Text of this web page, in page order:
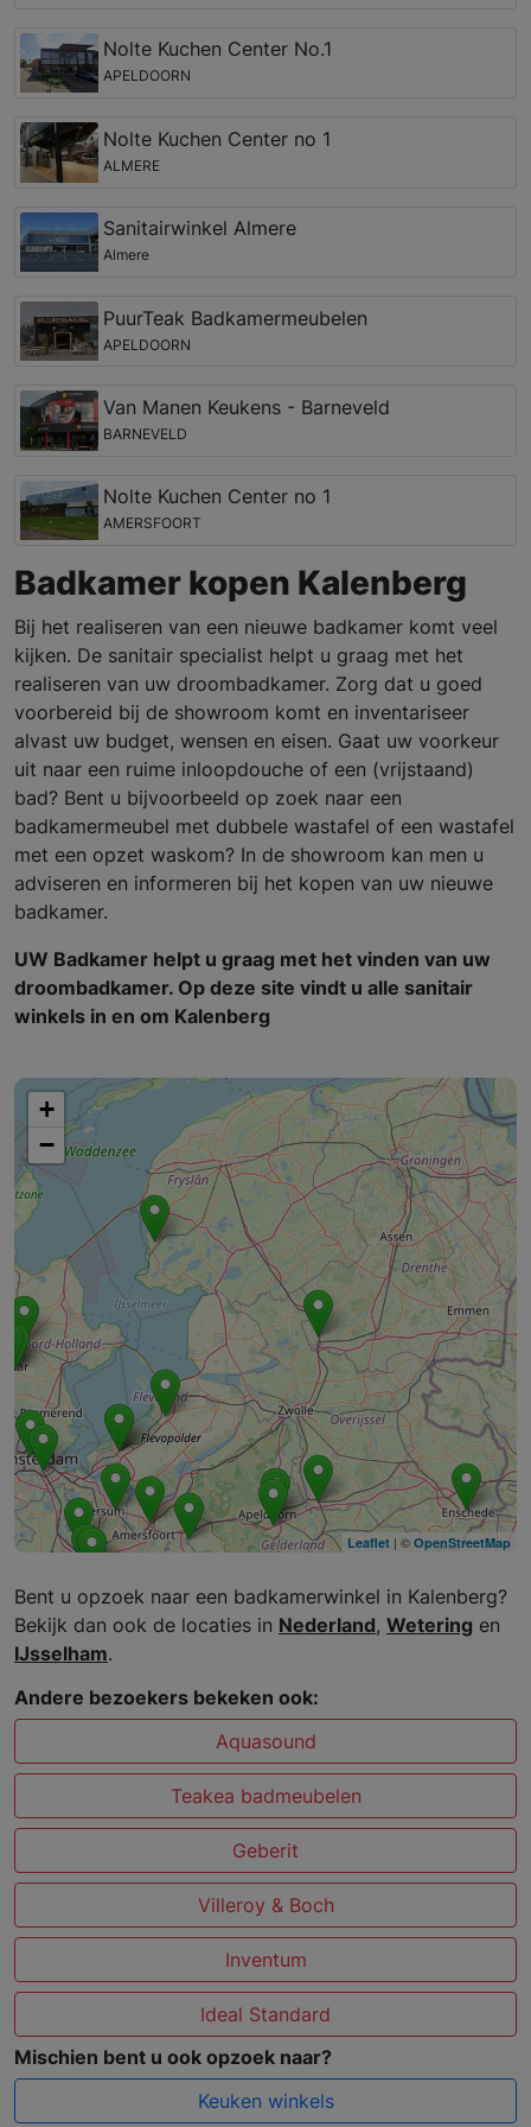
Nolte Kuchen Center No.1
APELDOORN
Nolte Kuchen Center no 1
ALMERE
Sanitairwinkel Almere
Almere
PuurTeak Badkamermeubelen
APELDOORN
Van Manen Keukens - Barneveld
BARNEVELD
Nolte Kuchen Center no 1
AMERSFOORT
Badkamer kopen Kalenberg
Bij het realiseren van een nieuwe badkamer komt veel
kijken. De sanitair specialist helpt u graag met het
realiseren van uw droombadkamer. Zorg dat u goed
voorbereid bij de showroom komt en inventariseer
alvast uw budget, wensen en eisen. Gaat uw voorkeur
uit naar een ruime inloopdouche of een (vrijstaand)
bad? Bent u bijvoorbeeld op zoek naar een
badkamermeubel met dubbele wastafel of een wastafel
met een opzet waskom? In de showroom kan men u
adviseren en informeren bij het kopen van uw nieuwe
badkamer.
UW Badkamer helpt u graag met het vinden van uw
droombadkamer. Op deze site vindt u alle sanitair
winkels in en om Kalenberg
+
−
Leaflet | © OpenStreetMap
Bent u opzoek naar een badkamerwinkel in Kalenberg?
Bekijk dan ook de locaties in Nederland, Wetering en
IJsselham.
Andere bezoekers bekeken ook:
Aquasound
Teakea badmeubelen
Geberit
Villeroy & Boch
Inventum
Ideal Standard
Mischien bent u ook opzoek naar?
Keuken winkels